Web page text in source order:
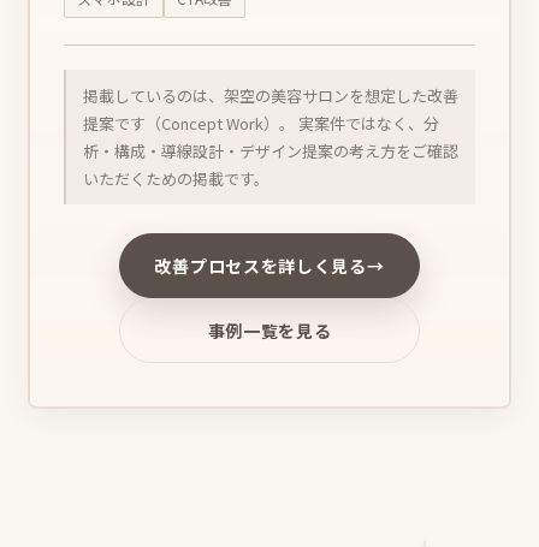
掲載しているのは、架空の美容サロンを想定した改善
提案です（Concept Work）。
実案件ではなく、分
析・構成・導線設計・デザイン提案の考え方をご確認
いただくための掲載です。
改善プロセスを詳しく見る→
事例一覧を見る